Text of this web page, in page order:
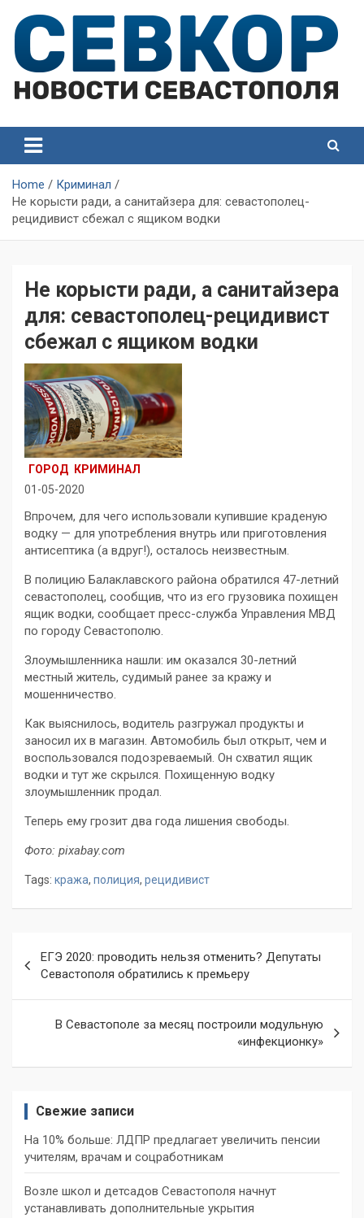
content
Севастополя
Севастополя
Home
Криминал
Не корысти ради, а санитайзера для: севастополец-
рецидивист сбежал с ящиком водки
Не корысти ради, а санитайзера
для: севастополец-рецидивист
сбежал с ящиком водки
ГОРОД
КРИМИНАЛ
01-05-2020
Впрочем, для чего использовали купившие краденую
водку — для употребления внутрь или приготовления
антисептика (а вдруг!), осталось неизвестным.
В полицию Балаклавского района обратился 47-летний
севастополец, сообщив, что из его грузовика похищен
ящик водки, сообщает пресс-служба Управления МВД
по городу Севастополю.
Злоумышленника нашли: им оказался 30-летний
местный житель, судимый ранее за кражу и
мошенничество.
Как выяснилось, водитель разгружал продукты и
заносил их в магазин. Автомобиль был открыт, чем и
воспользовался подозреваемый. Он схватил ящик
водки и тут же скрылся. Похищенную водку
злоумышленник продал.
Теперь ему грозит два года лишения свободы.
Фото: pixabay.com
Tags: кража, полиция, рецидивист
по
записям
ЕГЭ 2020: проводить нельзя отменить? Депутаты
Севастополя обратились к премьеру
В Севастополе за месяц построили модульную
«инфекционку»
Свежие записи
На 10% больше: ЛДПР предлагает увеличить пенсии
учителям, врачам и соцработникам
Возле школ и детсадов Севастополя начнут
устанавливать дополнительные укрытия